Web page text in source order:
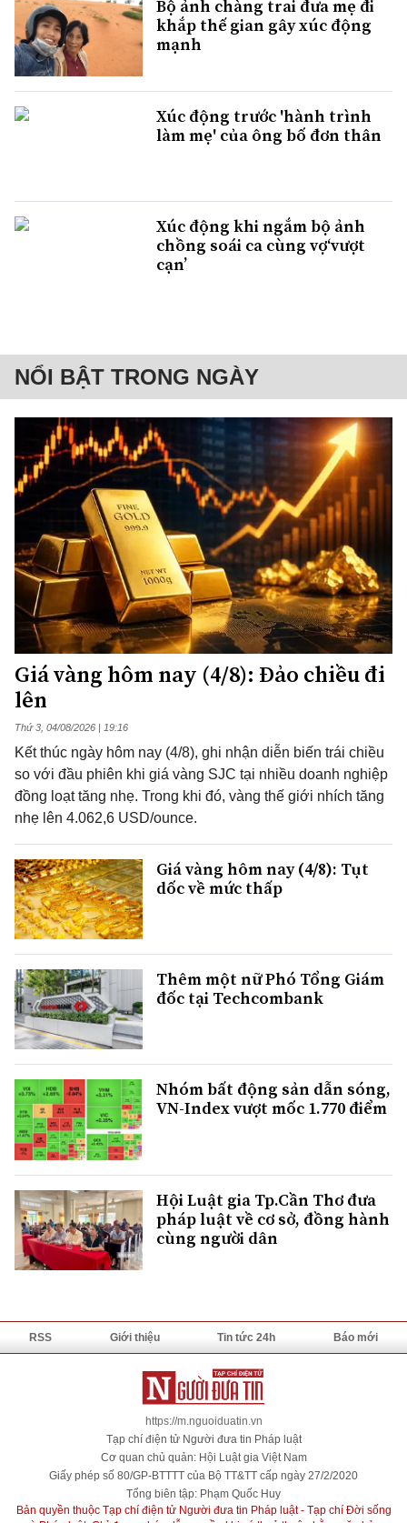
Bộ ảnh chàng trai đưa mẹ đi
khắp thế gian gây xúc động
mạnh
Xúc động trước 'hành trình
làm mẹ' của ông bố đơn thân
Xúc động khi ngắm bộ ảnh
chồng soái ca cùng vợ‘vượt
cạn’
NỔI BẬT TRONG NGÀY
Giá vàng hôm nay (4/8): Đảo chiều đi
lên
Thứ 3, 04/08/2026 | 19:16
Kết thúc ngày hôm nay (4/8), ghi nhận diễn biến trái chiều
so với đầu phiên khi giá vàng SJC tại nhiều doanh nghiệp
đồng loạt tăng nhẹ. Trong khi đó, vàng thế giới nhích tăng
nhẹ lên 4.062,6 USD/ounce.
Giá vàng hôm nay (4/8): Tụt
dốc về mức thấp
Thêm một nữ Phó Tổng Giám
đốc tại Techcombank
Nhóm bất động sản dẫn sóng,
VN-Index vượt mốc 1.770 điểm
Hội Luật gia Tp.Cần Thơ đưa
pháp luật về cơ sở, đồng hành
cùng người dân
RSS Giới thiệu Tin tức 24h Báo mới
https://m.nguoiduatin.vn
Tạp chí điện tử Người đưa tin Pháp luật
Cơ quan chủ quản: Hội Luật gia Việt Nam
Giấy phép số 80/GP-BTTTT của Bộ TT&TT cấp ngày 27/2/2020
Tổng biên tập: Phạm Quốc Huy
Bản quyền thuộc Tạp chí điện tử Người đưa tin Pháp luật - Tạp chí Đời sống